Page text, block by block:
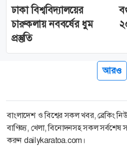
ঢাকা বিশ্ববিদ্যালয়ের
চারুকলায় নববর্ষের ধুম
প্রস্তুতি
আরও
বাংলাদেশ ও বিশ্বের সকল খবর, ব্রেকিং
বাণিজ্য, খেলা, বিনোদনসহ সকল সর্বশেষ
করুন dailykaratoa.com।